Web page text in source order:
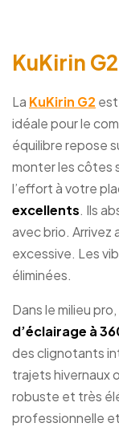
KuKirin
La KuKirin G2
idéale pour le
équilibre repose
monter les côtes
l’effort à votre
excellents. Ils
avec brio. Arrivez
excessive. Les
éliminées.
Dans le milieu
d’éclairage à
des clignotants
trajets hivernaux
robuste et très
professionnelle